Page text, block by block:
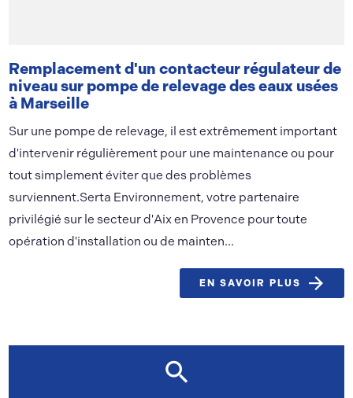
Remplacement d'un contacteur régulateur de
niveau sur pompe de relevage des eaux usées
à Marseille
Sur une pompe de relevage, il est extrêmement important
d'intervenir régulièrement pour une maintenance ou pour
tout simplement éviter que des problèmes
surviennent.Serta Environnement, votre partenaire
privilégié sur le secteur d'Aix en Provence pour toute
opération d'installation ou de mainten...
EN SAVOIR PLUS